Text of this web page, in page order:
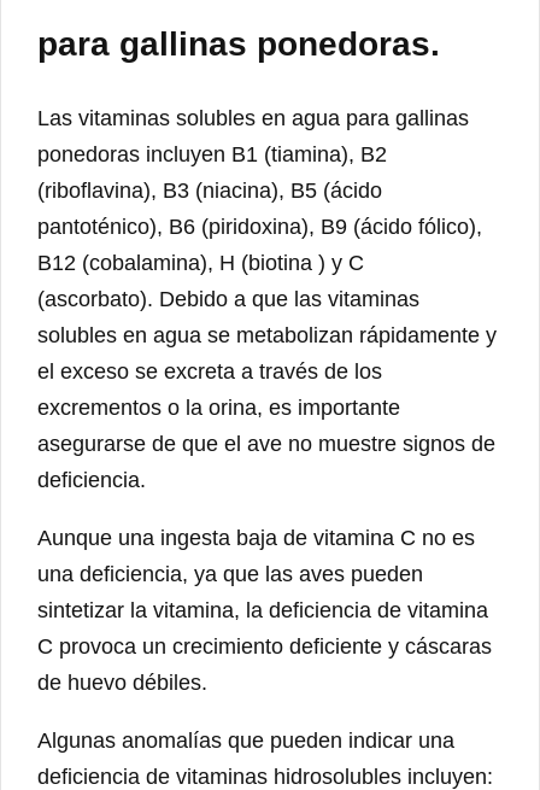
para gallinas ponedoras.
Las vitaminas solubles en agua para gallinas
ponedoras incluyen B1 (tiamina), B2
(riboflavina), B3 (niacina), B5 (ácido
pantoténico), B6 ​​​​(piridoxina), B9 (ácido fólico),
B12 (cobalamina), H (biotina ) y C
(ascorbato). Debido a que las vitaminas
solubles en agua se metabolizan rápidamente y
el exceso se excreta a través de los
excrementos o la orina, es importante
asegurarse de que el ave no muestre signos de
deficiencia.
Aunque una ingesta baja de vitamina C no es
una deficiencia, ya que las aves pueden
sintetizar la vitamina, la deficiencia de vitamina
C provoca un crecimiento deficiente y cáscaras
de huevo débiles.
Algunas anomalías que pueden indicar una
deficiencia de vitaminas hidrosolubles incluyen: